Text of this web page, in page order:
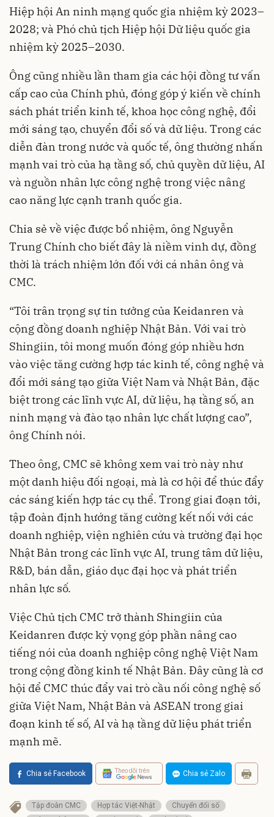
Hiệp hội An ninh mạng quốc gia nhiệm kỳ 2023–
2028; và Phó chủ tịch Hiệp hội Dữ liệu quốc gia
nhiệm kỳ 2025–2030.
Ông cũng nhiều lần tham gia các hội đồng tư vấn
cấp cao của Chính phủ, đóng góp ý kiến về chính
sách phát triển kinh tế, khoa học công nghệ, đổi
mới sáng tạo, chuyển đổi số và dữ liệu. Trong các
diễn đàn trong nước và quốc tế, ông thường nhấn
mạnh vai trò của hạ tầng số, chủ quyền dữ liệu, AI
và nguồn nhân lực công nghệ trong việc nâng
cao năng lực cạnh tranh quốc gia.
Chia sẻ về việc được bổ nhiệm, ông Nguyễn
Trung Chính cho biết đây là niềm vinh dự, đồng
thời là trách nhiệm lớn đối với cá nhân ông và
CMC.
“Tôi trân trọng sự tin tưởng của Keidanren và
cộng đồng doanh nghiệp Nhật Bản. Với vai trò
Shingiin, tôi mong muốn đóng góp nhiều hơn
vào việc tăng cường hợp tác kinh tế, công nghệ và
đổi mới sáng tạo giữa Việt Nam và Nhật Bản, đặc
biệt trong các lĩnh vực AI, dữ liệu, hạ tầng số, an
ninh mạng và đào tạo nhân lực chất lượng cao”,
ông Chính nói.
Theo ông, CMC sẽ không xem vai trò này như
một danh hiệu đối ngoại, mà là cơ hội để thúc đẩy
các sáng kiến hợp tác cụ thể. Trong giai đoạn tới,
tập đoàn định hướng tăng cường kết nối với các
doanh nghiệp, viện nghiên cứu và trường đại học
Nhật Bản trong các lĩnh vực AI, trung tâm dữ liệu,
R&D, bán dẫn, giáo dục đại học và phát triển
nhân lực số.
Việc Chủ tịch CMC trở thành Shingiin của
Keidanren được kỳ vọng góp phần nâng cao
tiếng nói của doanh nghiệp công nghệ Việt Nam
trong cộng đồng kinh tế Nhật Bản. Đây cũng là cơ
hội để CMC thúc đẩy vai trò cầu nối công nghệ số
giữa Việt Nam, Nhật Bản và ASEAN trong giai
đoạn kinh tế số, AI và hạ tầng dữ liệu phát triển
mạnh mẽ.
Chia sẻ Facebook Theo dõi trên Chia sẻ Zalo
Tập đoàn CMC Hợp tác Việt-Nhật
Chuyển đổi số